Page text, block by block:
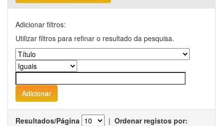
Adicionar filtros:
Utilizar filtros para refinar o resultado da pesquisa.
Resultados/Página | Ordenar registos por: